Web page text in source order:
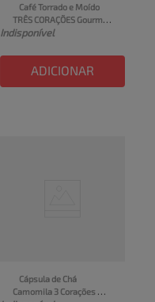
Café Torrado e Moído
TRÊS CORAÇÕES Gourmet
Sul de Minas 250g
Indisponível
ADICIONAR
Cápsula de Chá
Camomila 3 Corações